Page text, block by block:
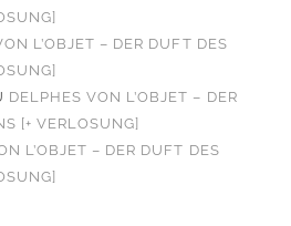
L’OBJET – DER DUFT DES
DELPHES VON L’OBJET – DER
[+ VERLOSUNG]
L’OBJET – DER DUFT DES